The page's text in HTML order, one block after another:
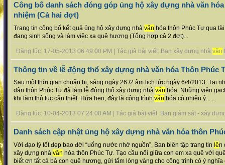
Công bố danh sách đóng góp ủng hộ xây dựng nhà văn
nhiệm (Cả hai đợt)
Trang tin công bố kết quả ủng hộ xây dựng nhà văn hóa thôn Phúc Tự qua
đang sinh sống và làm việc xa quê hương (Tổng hợp cả 2 đợt)...
Đăng lúc: 17-05-2013 06:49:00 PM | Tác giả bài viết: Ban xây dựng nhà văn
Thông tin về lễ động thổ xây dựng nhà văn hóa Thôn Phúc
Sau một thời gian chuẩn bị, sáng ngày 26 /2 âm lịch tức ngày 6/4/2013. Tại
dân thôn Phúc Tự đã làm lễ động thổ xây dựng nhà văn hóa. Những viên
khi làm thủ tục cần thiết. Hứa hẹn, đây là công trình văn hóa có nhiều ý......
Đăng lúc: 10-04-2013 07:24:00 AM | Tác giả bài viết: Ban giám sát - xây
Danh sách cập nhật ủng hộ xây dựng nhà văn hóa thôn
Với đạo lý tốt đẹp bao đời “uống nước nhớ nguồn”, Ban biên tập trang tin lên
xây dựng nhà văn hóa thôn Phúc Tự. Tạo cầu nối giữa con em xa quê với
biết ơn tất cả bà con quê hương, gửi tấm lòng vàng cho công trình có ý nghĩa